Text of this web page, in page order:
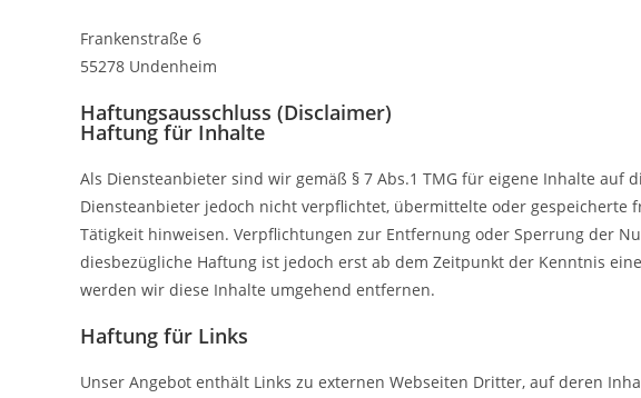
Frankenstraße 6
55278 Undenheim
Haftungsausschluss (Disclaimer)
Haftung für Inhalte
Als Diensteanbieter sind wir gemäß § 7 Abs.1 TMG für eigene Inhalte auf
Diensteanbieter jedoch nicht verpflichtet, übermittelte oder
Tätigkeit hinweisen. Verpflichtungen zur Entfernung oder Sperrung der
diesbezügliche Haftung ist jedoch erst ab dem Zeitpunkt der Kenntnis
werden wir diese Inhalte umgehend entfernen.
Haftung für Links
Unser Angebot enthält Links zu externen Webseiten Dritter, auf deren